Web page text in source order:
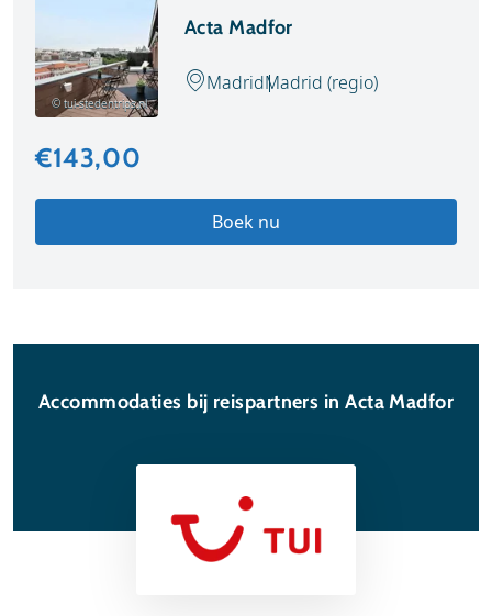
© tui-stedentrips.nl
Acta Madfor
MadridMadrid (regio)
€143,00
Boek nu
Accommodaties bij reispartners in Acta Madfor